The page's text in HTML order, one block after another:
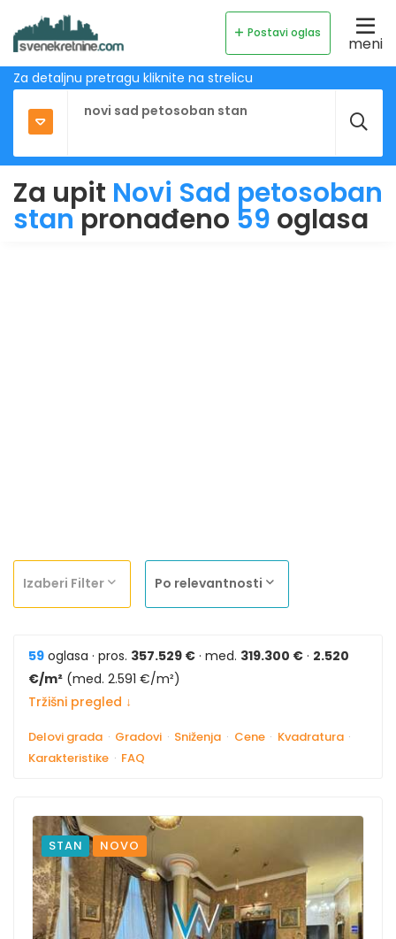
Postavi oglas
meni
Za detaljnu pretragu kliknite na strelicu
Za upit Novi Sad petosoban
stanpronađeno 59 oglasa
Izaberi Filter Po relevantnosti
59 oglasa · pros. 357.529 € · med. 319.300 € · 2.520
€/m² (med. 2.591 €/m²)
Tržišni pregled ↓
Delovi grada · Gradovi · Sniženja · Cene · Kvadratura ·
Karakteristike · FAQ
STAN NOVO